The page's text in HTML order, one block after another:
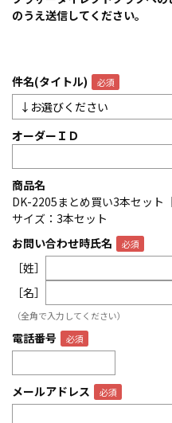
のうえ送信してください。
件名(タイトル)
オーダーＩＤ
商品名
DK-2205まとめ買い3本セット
サイズ：3本セット
お問い合わせ時氏名
［姓］
［名］
（全角で入力してください）
電話番号
メールアドレス